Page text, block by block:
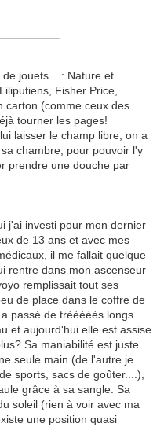
jouets... : Nature et
Fisher Price,
carton (comme ceux des
tourner les pages!
laisser le champ libre, on a
chambre, pour pouvoir l'y
prendre une douche par
j'ai investi pour mon dernier
de 13 ans et avec mes
il me fallait quelque
rentre dans mon ascenseur
remplissait tout ses
de place dans le coffre de
passé de trèèèèès longs
et aujourd'hui elle est assise
Sa maniabilité est juste
seule main (de l'autre je
sports, sacs de goûter....),
grâce à sa sangle. Sa
soleil (rien à voir avec ma
une position quasi